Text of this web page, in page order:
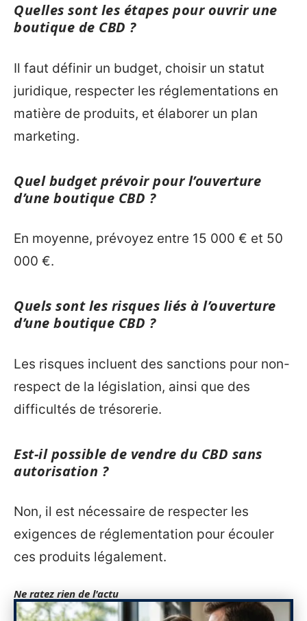
Quelles sont les étapes pour ouvrir une
boutique de CBD ?
Il faut définir un budget, choisir un statut
juridique, respecter les réglementations en
matière de produits, et élaborer un plan
marketing.
Quel budget prévoir pour l’ouverture
d’une boutique CBD ?
En moyenne, prévoyez entre 15 000 € et 50
000 €.
Quels sont les risques liés à l’ouverture
d’une boutique CBD ?
Les risques incluent des sanctions pour non-
respect de la législation, ainsi que des
difficultés de trésorerie.
Est-il possible de vendre du CBD sans
autorisation ?
Non, il est nécessaire de respecter les
exigences de réglementation pour écouler
ces produits légalement.
Ne ratez rien de l'actu